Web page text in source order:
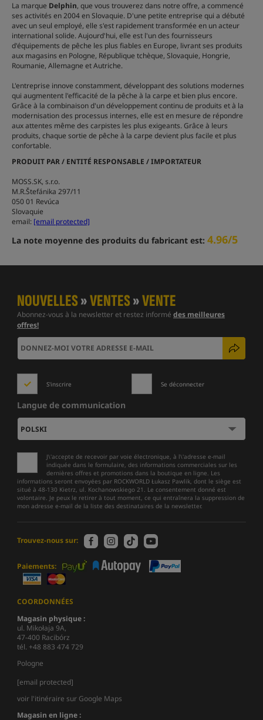
La marque Delphin, que vous trouverez dans notre offre, a commencé
ses activités en 2004 en Slovaquie. D'une petite entreprise qui a débuté
avec un seul employé, elle s'est rapidement transformée en un acteur
international solide. Aujourd'hui, elle est l'un des fournisseurs
d'équipements de pêche les plus fiables en Europe, livrant ses produits
aux magasins en Pologne, République tchèque, Slovaquie, Hongrie,
Roumanie, Allemagne et Autriche.
L'entreprise innove constamment, développant des solutions modernes
qui augmentent l'efficacité de la pêche à la carpe et bien plus encore.
Grâce à la combinaison d'un développement continu de produits et à la
modernisation des processus internes, elle est en mesure de répondre
aux attentes même des carpistes les plus exigeants. Grâce à leurs
produits, chaque sortie de pêche à la carpe devient plus facile et plus
confortable.
PRODUIT PAR / ENTITÉ RESPONSABLE / IMPORTATEUR
MOSS.SK, s.r.o.
M.R.Štefánika 297/11
050 01 Revúca
Slovaquie
email: [email protected]
La note moyenne des produits du fabricant est: 4.96/5
NOUVELLES»VENTES»VENTE
Abonnez-vous à la newsletter et restez informé des meilleures
offres!
S'inscrire Se déconnecter
Langue de communication
J\'accepte de recevoir par voie électronique, à l\'adresse e-mail
indiquée dans le formulaire, des informations commerciales sur les
dernières offres et promotions dans la boutique en ligne. Les
informations seront envoyées par ROCKWORLD Łukasz Pawlik, dont le siège est
situé à 48-130 Kietrz, ul. Kochanowskiego 21. Le consentement donné est
volontaire. Je peux le retirer à tout moment, ce qui entraînera la suppression de
mon adresse e-mail de la liste des destinataires de la newsletter.
Trouvez-nous sur:
Paiements:
COORDONNÉES
Magasin physique :
ul. Mikołaja 9A,
47-400 Racibórz
tél. +48 883 474 729
Pologne
[email protected]
voir l'itinéraire sur Google Maps
Magasin en ligne :